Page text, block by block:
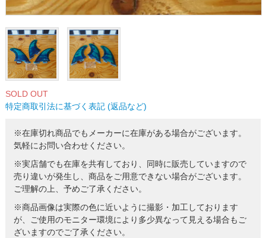
SOLD OUT
特定商取引法に基づく表記 (返品など)
※在庫切れ商品でもメーカーに在庫がある場合がございます。
気軽にお問い合わせください。
※実店舗でも在庫を共有しており、同時に販売していますので
売り違いが発生し、商品をご用意できない場合がございます。
ご理解の上、予めご了承ください。
※商品画像は実際の色に近いように撮影・加工しております
が、ご使用のモニター環境により多少異なって見える場合もご
ざいますのでご了承ください。